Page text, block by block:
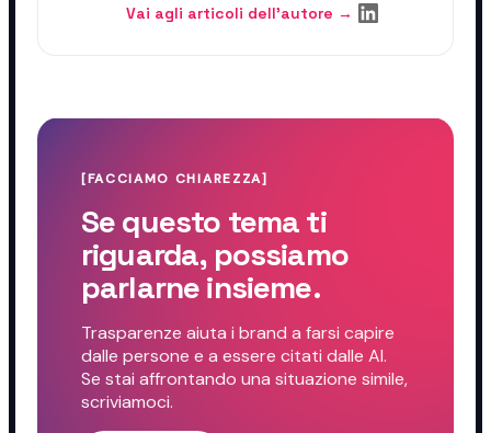
Vai agli articoli dell'autore →
[FACCIAMO CHIAREZZA]
Se questo tema ti
riguarda, possiamo
parlarne insieme.
Trasparenze aiuta i brand a farsi capire
dalle persone e a essere citati dalle AI.
Se stai affrontando una situazione simile,
scriviamoci.